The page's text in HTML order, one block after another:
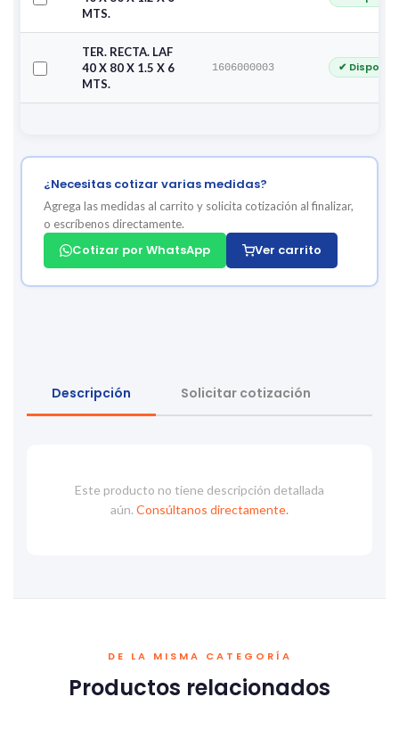
MTS.
TER. RECTA. LAF
40 X 80 X 1.5 X 6
MTS.
1606000003 ✔
¿Necesitas cotizar varias medidas?
Agrega las medidas al carrito y solicita cotización al finalizar,
o escríbenos directamente.
Cotizar por WhatsApp Ver carrito
Descripción Solicitar cotización
Este producto no tiene descripción detallada
aún. Consúltanos directamente.
DE LA MISMA CATEGORÍA
Productos relacionados